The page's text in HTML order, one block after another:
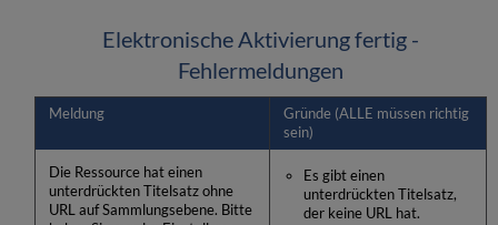
Elektronische Aktivierung fertig -
Fehlermeldungen
Meldung
Gründe (ALLE müssen richtig
sein)
Die Ressource hat einen
unterdrückten Titelsatz ohne
URL auf Sammlungsebene. Bitte
Es gibt einen
unterdrückten Titelsatz,
der keine URL hat.